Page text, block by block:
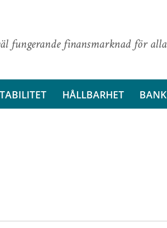
fungerande finansmarknad för alla
HÅLLBARHET BANK